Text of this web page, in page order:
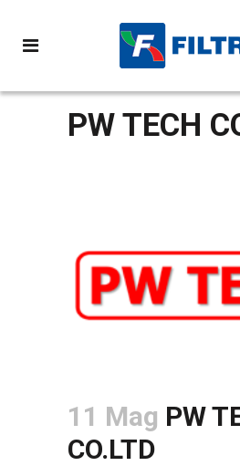
PW TECH
11 Mag PW
CO.LTD